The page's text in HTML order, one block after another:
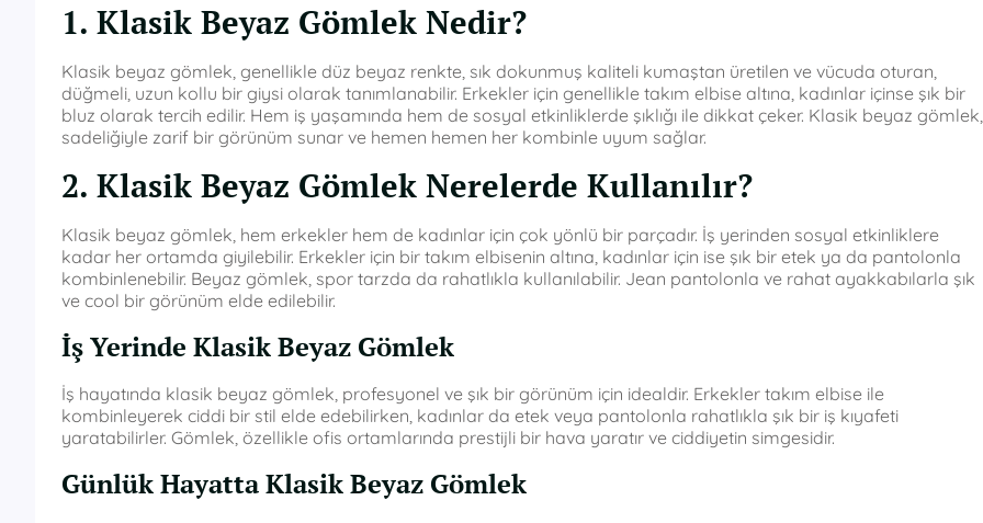
1. Klasik Beyaz Gömlek Nedir?
Klasik beyaz gömlek, genellikle düz beyaz renkte, sık dokunmuş kaliteli kumaştan üretilen ve vücuda oturan,
düğmeli, uzun kollu bir giysi olarak tanımlanabilir. Erkekler için genellikle takım elbise altına, kadınlar içinse şık bir
bluz olarak tercih edilir. Hem iş yaşamında hem de sosyal etkinliklerde şıklığı ile dikkat çeker. Klasik beyaz gömlek,
sadeliğiyle zarif bir görünüm sunar ve hemen hemen her kombinle uyum sağlar.
2. Klasik Beyaz Gömlek Nerelerde Kullanılır?
Klasik beyaz gömlek, hem erkekler hem de kadınlar için çok yönlü bir parçadır. İş yerinden sosyal etkinliklere
kadar her ortamda giyilebilir. Erkekler için bir takım elbisenin altına, kadınlar için ise şık bir etek ya da pantolonla
kombinlenebilir. Beyaz gömlek, spor tarzda da rahatlıkla kullanılabilir. Jean pantolonla ve rahat ayakkabılarla şık
ve cool bir görünüm elde edilebilir.
İş Yerinde Klasik Beyaz Gömlek
İş hayatında klasik beyaz gömlek, profesyonel ve şık bir görünüm için idealdir. Erkekler takım elbise ile
kombinleyerek ciddi bir stil elde edebilirken, kadınlar da etek veya pantolonla rahatlıkla şık bir iş kıyafeti
yaratabilirler. Gömlek, özellikle ofis ortamlarında prestijli bir hava yaratır ve ciddiyetin simgesidir.
Günlük Hayatta Klasik Beyaz Gömlek